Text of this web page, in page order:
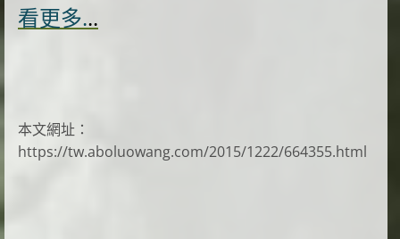
看更多...
本文網址：
https://tw.aboluowang.com/2015/1222/664355.html